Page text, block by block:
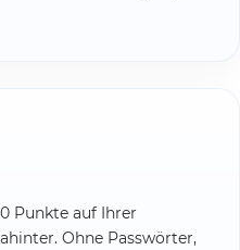
Punkte auf Ihrer
Ohne Passwörter,